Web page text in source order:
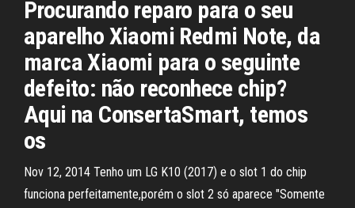
Procurando reparo para o seu
aparelho Xiaomi Redmi Note, da
marca Xiaomi para o seguinte
defeito: não reconhece chip?
Aqui na ConsertaSmart, temos
os
Nov 12, 2014 Tenho um LG K10 (2017) e o slot 1 do chip
funciona perfeitamente,porém o slot 2 só aparece "Somente